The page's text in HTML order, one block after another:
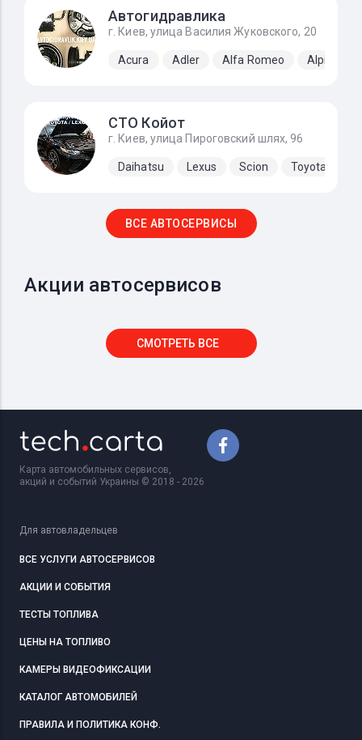
Автогидравлика
г. Киев, улица Василия Жуковского, 20
Acura Adler Alfa Romeo Alpine
СТО Койот
г. Киев, улица Пироговский шлях, 96
Daihatsu Lexus Scion Toyota
ВСЕ АВТОСЕРВИСЫ
Акции автосервисов
СМОТРЕТЬ ВСЕ
Карта автомобильных сервисов,
акций и событий Украины © 2018 - 2026
Для автовладельцев
ВСЕ УСЛУГИ АВТОСЕРВИСОВ
АКЦИИ И СОБЫТИЯ
ТЕСТЫ ТОПЛИВА
ЦЕНЫ НА ТОПЛИВО
КАМЕРЫ ВИДЕОФИКСАЦИИ
КАТАЛОГ АВТОМОБИЛЕЙ
ПРАВИЛА И ПОЛИТИКА КОНФ.